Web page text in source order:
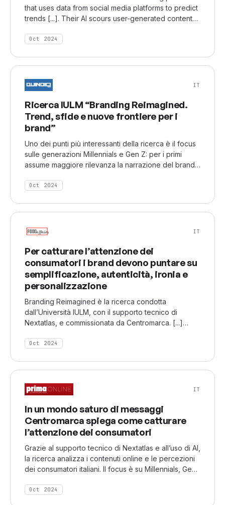
that uses data from social media platforms to predict
trends [...]. Their AI scours user-generated content
offering insights into things like new silhouettes,
Oct 2024
IT
Ricerca IULM “Branding Reimagined.
Trend, sfide e nuove frontiere per i
brand”
Uno dei punti più interessanti della ricerca è il focus
sulle generazioni Millennials e Gen Z: per i primi
assume maggiore rilevanza la narrazione del brand
un interesse cresciuto del 232% negli ultimi 18 mesi.
Oct 2024
IT
Per catturare l’attenzione dei
consumatori i brand devono puntare su
semplificazione, autenticità, ironia e
personalizzazione
Branding Reimagined è la ricerca condotta
dall’Università IULM, con il supporto tecnico di
Nextatlas, e commissionata da Centromarca. [...]
combinazione delle metodologie utilizzate”, spiega
cosa ci aspetta nei prossimi 12 mesi per i brand [...]"
Oct 2024
IT
In un mondo saturo di messaggi
Centromarca spiega come catturare
l’attenzione dei consumatori
Grazie al supporto tecnico di Nextatlas e all’uso di AI,
la ricerca analizza i contenuti online e le percezioni
dei consumatori italiani. Il focus è su Millennials, Gen
generazioni interagiscono con l’identità di marca e il
Oct 2024